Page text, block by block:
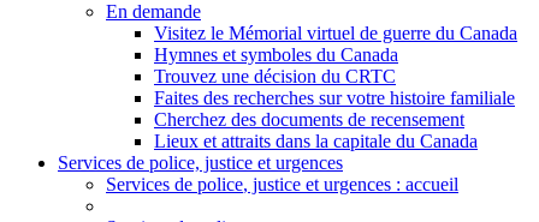
En demande
Visitez le Mémorial virtuel de guerre du Canada
Hymnes et symboles du Canada
Trouvez une décision du CRTC
Faites des recherches sur votre histoire familiale
Cherchez des documents de recensement
Lieux et attraits dans la capitale du Canada
Services de police, justice et urgences
Services de police, justice et urgences : accueil